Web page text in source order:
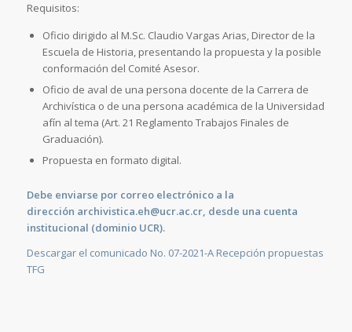
Requisitos:
Oficio dirigido al M.Sc. Claudio Vargas Arias, Director de la
Escuela de Historia, presentando la propuesta y la posible
conformación del Comité Asesor.
Oficio de aval de una persona docente de la Carrera de
Archivística o de una persona académica de la Universidad
afín al tema (Art. 21 Reglamento Trabajos Finales de
Graduación).
Propuesta en formato digital.
Debe enviarse por correo electrónico a la
dirección archivistica.eh@ucr.ac.cr, desde una cuenta
institucional (dominio UCR).
Descargar el comunicado No. 07-2021-A Recepción propuestas
TFG